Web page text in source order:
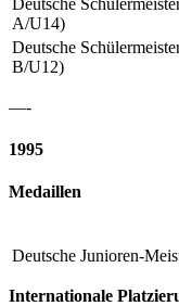
A/U14)
Deutsche
B/U12)
—-
1995
Medaillen
Deutsche Junioren-
Internationale